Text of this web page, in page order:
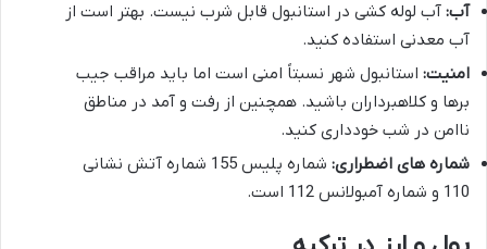
آب: آب لوله کشی در استانبول قابل شرب نیست. بهتر است از
آب معدنی استفاده کنید.
امنیت: استانبول شهر نسبتاً امنی است اما باید مراقب جیب
برها و کلاهبرداران باشید. همچنین از رفت و آمد در مناطق
ناامن در شب خودداری کنید.
شماره های اضطراری:
شماره پلیس 155 شماره آتش نشانی
110 و شماره آمبولانس 112 است.